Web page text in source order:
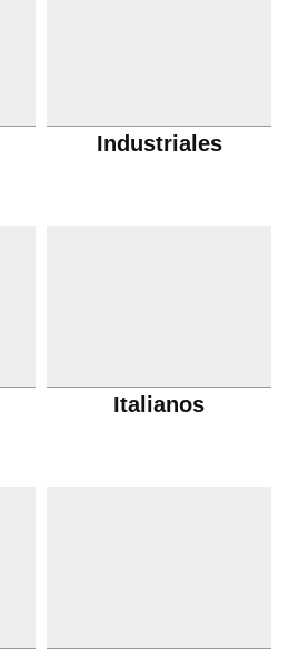
Industriales
Italianos